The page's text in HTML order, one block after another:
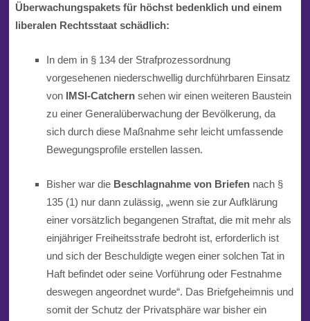
Überwachungspakets für höchst bedenklich und einem
liberalen Rechtsstaat schädlich:
In dem in § 134 der Strafprozessordnung
vorgesehenen niederschwellig durchführbaren Einsatz
von IMSI-Catchern sehen wir einen weiteren Baustein
zu einer Generalüberwachung der Bevölkerung, da
sich durch diese Maßnahme sehr leicht umfassende
Bewegungsprofile erstellen lassen.
Bisher war die Beschlagnahme von Briefennach §
135 (1) nur dann zulässig, „wenn sie zur Aufklärung
einer vorsätzlich begangenen Straftat, die mit mehr als
einjähriger Freiheitsstrafe bedroht ist, erforderlich ist
und sich der Beschuldigte wegen einer solchen Tat in
Haft befindet oder seine Vorführung oder Festnahme
deswegen angeordnet wurde“. Das Briefgeheimnis und
somit der Schutz der Privatsphäre war bisher ein